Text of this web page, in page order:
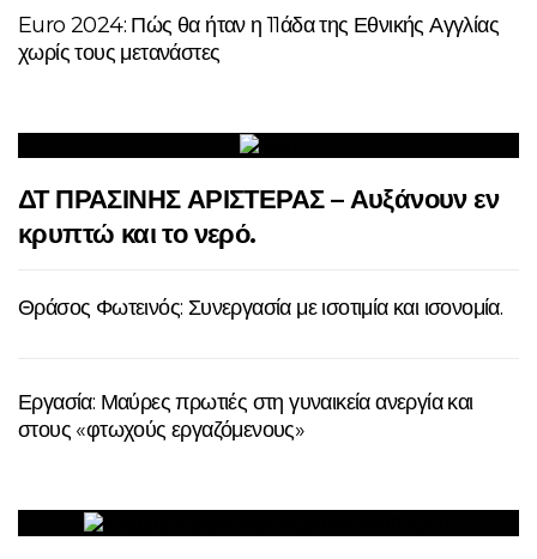
Euro 2024: Πώς θα ήταν η 11άδα της Εθνικής Αγγλίας
χωρίς τους μετανάστες
ΔΤ ΠΡΑΣΙΝΗΣ ΑΡΙΣΤΕΡΑΣ – Αυξάνουν εν
κρυπτώ και το νερό.
Θράσος Φωτεινός: Συνεργασία με ισοτιμία και ισονομία.
Εργασία: Μαύρες πρωτιές στη γυναικεία ανεργία και
στους «φτωχούς εργαζόμενους»